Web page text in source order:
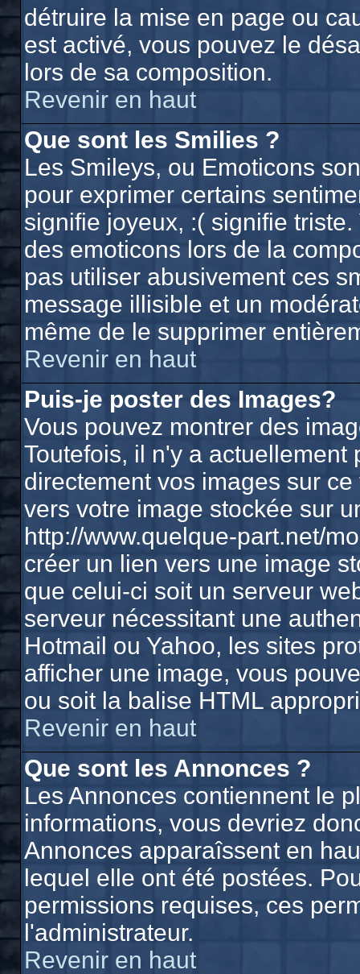
détruire la mise en page ou
est activé, vous pouvez le
lors de sa composition.
Revenir en haut
Que sont les Smilies ?
Les Smileys, ou Emoticons
pour exprimer certains
signifie joyeux, :( signifie
des emoticons lors de la
pas utiliser abusivement ces
message illisible et un
même de le supprimer
Revenir en haut
Puis-je poster des Images?
Vous pouvez montrer des
Toutefois, il n'y a
directement vos images sur
vers votre image stockée sur
http://www.quelque-part.net/
créer un lien vers une image
que celui-ci soit un serveur
serveur nécessitant une
Hotmail ou Yahoo, les sites
afficher une image, vous
ou soit la balise HTML
Revenir en haut
Que sont les Annonces ?
Les Annonces contiennent le
informations, vous devriez
Annonces apparaîssent en
lequel elle ont été postées.
permissions requises, ces
l'administrateur.
Revenir en haut